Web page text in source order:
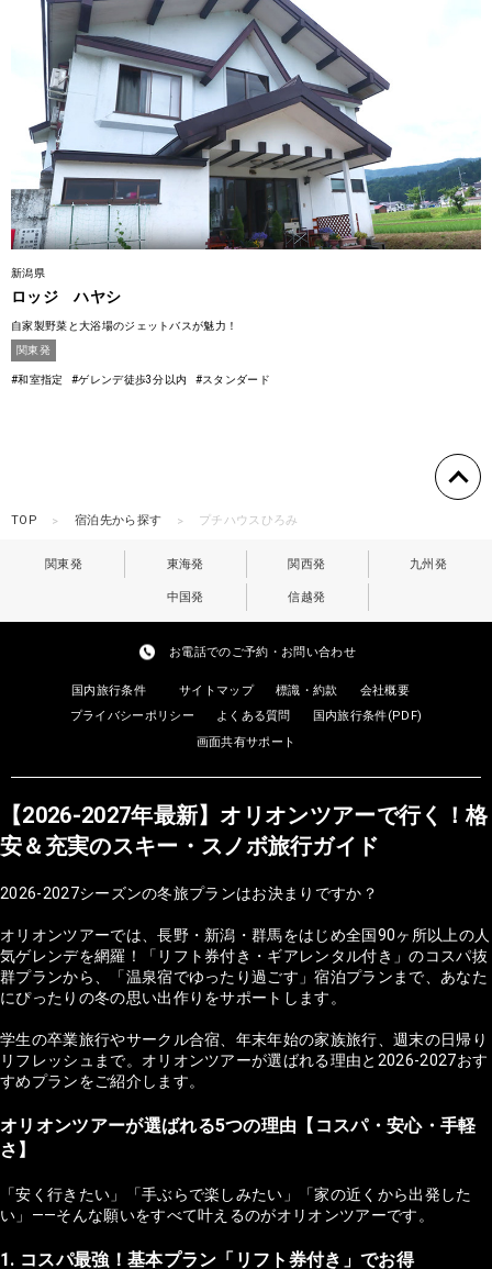
新潟県
ロッジ ハヤシ
自家製野菜と大浴場のジェットバスが魅力！
関東発
#和室指定 #ゲレンデ徒歩3分以内 #スタンダード
TOP 宿泊先から探す プチハウスひろみ
関東発 東海発 関西発 九州発
中国発 信越発
お電話でのご予約・お問い合わせ
国内旅行条件 サイトマップ 標識・約款
会社概要
プライバシーポリシー
よくある質問
国内旅行条件(PDF)
画面共有サポート
【2026-2027年最新】オリオンツアーで行く！格
安＆充実のスキー・スノボ旅行ガイド
2026-2027シーズンの冬旅プランはお決まりですか？
オリオンツアーでは、長野・新潟・群馬をはじめ全国90ヶ所以上の人
気ゲレンデを網羅！「リフト券付き・ギアレンタル付き」のコスパ抜
群プランから、「温泉宿でゆったり過ごす」宿泊プランまで、あなた
にぴったりの冬の思い出作りをサポートします。
学生の卒業旅行やサークル合宿、年末年始の家族旅行、週末の日帰り
リフレッシュまで。オリオンツアーが選ばれる理由と2026-2027おす
すめプランをご紹介します。
オリオンツアーが選ばれる5つの理由【コスパ・安心・手軽
さ】
「安く行きたい」「手ぶらで楽しみたい」「家の近くから出発した
い」——そんな願いをすべて叶えるのがオリオンツアーです。
1. コスパ最強！基本プラン「リフト券付き」でお得